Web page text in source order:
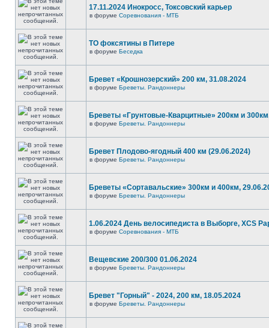
17.11.2024 Инокросс, Токсовский карьер
в форуме Соревнования - МТБ
ТО фоксятины в Питере
в форуме Беседка
Бревет «Крошнозерский» 200 км, 31.08.2024
в форуме Бреветы. Рандоннеры
Бреветы «Грунтовые-Кварцитные» 200км и
в форуме Бреветы. Рандоннеры
Бревет Плодово-ягодный 400 км (29.06.2024)
в форуме Бреветы. Рандоннеры
Бреветы «Сортавальские» 300км и 400км,
в форуме Бреветы. Рандоннеры
1.06.2024 День велосипедиста в Выборге, XCS
в форуме Соревнования - МТБ
Вещевские 200/300 01.06.2024
в форуме Бреветы. Рандоннеры
Бревет "Горный" - 2024, 200 км, 18.05.2024
в форуме Бреветы. Рандоннеры